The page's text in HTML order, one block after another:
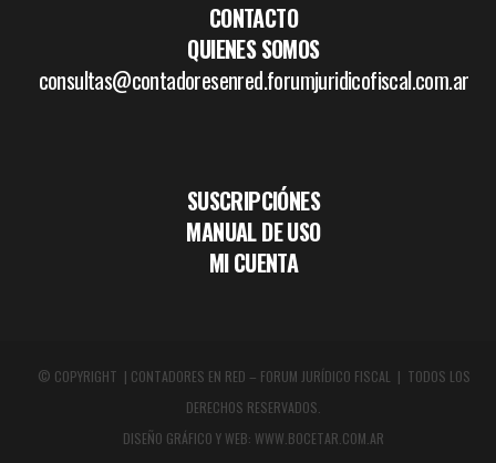
CONTACTO
QUIENES SOMOS
consultas@contadoresenred.forumjuridicofiscal.com.ar
SUSCRIPCIÓNES
MANUAL DE USO
MI CUENTA
© COPYRIGHT | CONTADORES EN RED – FORUM JURÍDICO FISCAL | TODOS LOS
DERECHOS RESERVADOS.
DISEÑO GRÁFICO Y WEB: WWW.BOCETAR.COM.AR